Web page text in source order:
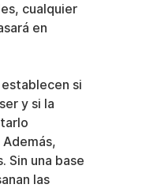
cualquier
en
si
y si la
Sin una base
las